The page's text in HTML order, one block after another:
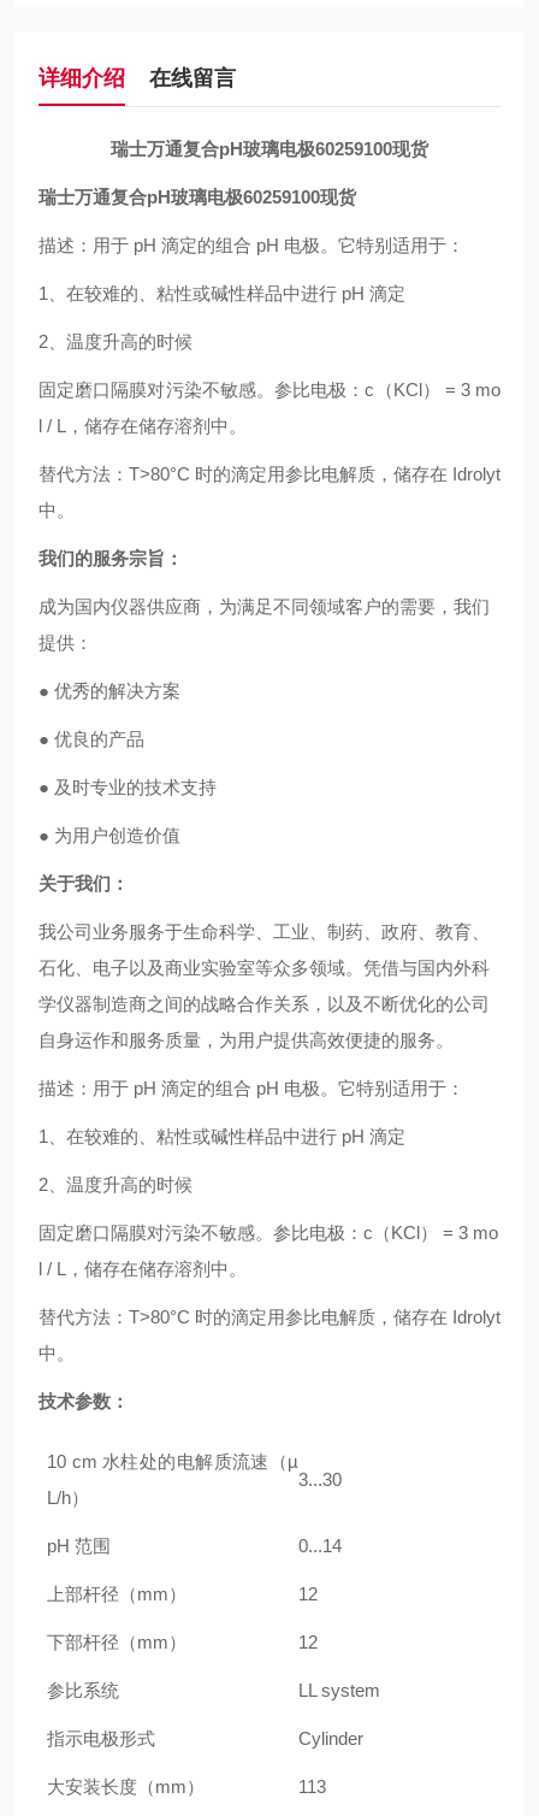
详细介绍 在线留言
瑞士万通复合pH玻璃电极60259100现货
瑞士万通复合pH玻璃电极60259100现货
描述：用于 pH 滴定的组合 pH 电极。它特别适用于：
1、在较难的、粘性或碱性样品中进行 pH 滴定
2、温度升高的时候
固定磨口隔膜对污染不敏感。参比电极：c（KCl） = 3 mo
l / L，储存在储存溶剂中。
替代方法：T>80°C 时的滴定用参比电解质，储存在 Idrolyt
中。
我们的服务宗旨：
成为国内仪器供应商，为满足不同领域客户的需要，我们
提供：
● 优秀的解决方案
● 优良的产品
● 及时专业的技术支持
● 为用户创造价值
关于我们：
我公司业务服务于生命科学、工业、制药、政府、教育、
石化、电子以及商业实验室等众多领域。凭借与国内外科
学仪器制造商之间的战略合作关系，以及不断优化的公司
自身运作和服务质量，为用户提供高效便捷的服务。
描述：用于 pH 滴定的组合 pH 电极。它特别适用于：
1、在较难的、粘性或碱性样品中进行 pH 滴定
2、温度升高的时候
固定磨口隔膜对污染不敏感。参比电极：c（KCl） = 3 mo
l / L，储存在储存溶剂中。
替代方法：T>80°C 时的滴定用参比电解质，储存在 Idrolyt
中。
技术参数：
10 cm 水柱处的电解质流速（µ
L/h）
3...30
pH 范围 0...14
上部杆径（mm） 12
下部杆径（mm） 12
参比系统 LL system
指示电极形式 Cylinder
大安装长度（mm） 113